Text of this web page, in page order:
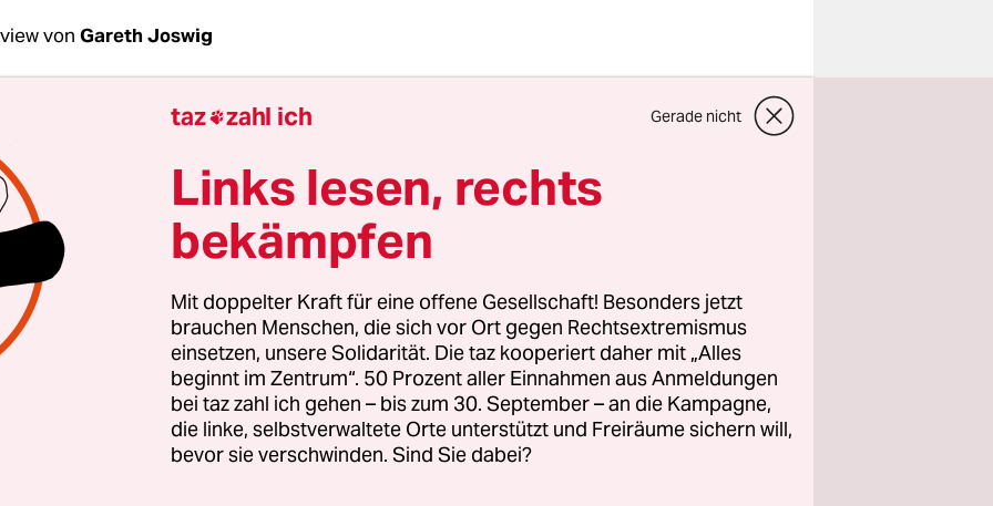
von Gareth Joswig
warum demonstrieren Sie am Mittwoch mit Ihrer
in Exile“ vor der Flüchtlingsunterkunft in
Wir protestieren am Internationalen Tag gegen
gegen die Bedingungen in dem Lager. Es ist nicht
Corona-Hotspot, sondern auch ein Ort von
auf Frauen. Uns haben Bewohnerinnen von
und sexualisierter Belästigung berichtet: Eine
wurde im Lager immer wieder angegangen,
sich sogar in einem sogenannten Schutzhaus befunden hat.
taz zahl ich Gerade nicht
Links lesen, rechts
bekämpfen
Mit doppelter Kraft für eine offene Gesellschaft! Besonders jetzt
brauchen Menschen, die sich vor Ort gegen Rechtsextremismus
einsetzen, unsere Solidarität. Die taz kooperiert daher mit „Alles
beginnt im Zentrum“. 50 Prozent aller Einnahmen aus Anmeldungen
bei taz zahl ich gehen – bis zum 30. September – an die Kampagne,
die linke, selbstverwaltete Orte unterstützt und Freiräume sichern will,
bevor sie verschwinden. Sind Sie dabei?